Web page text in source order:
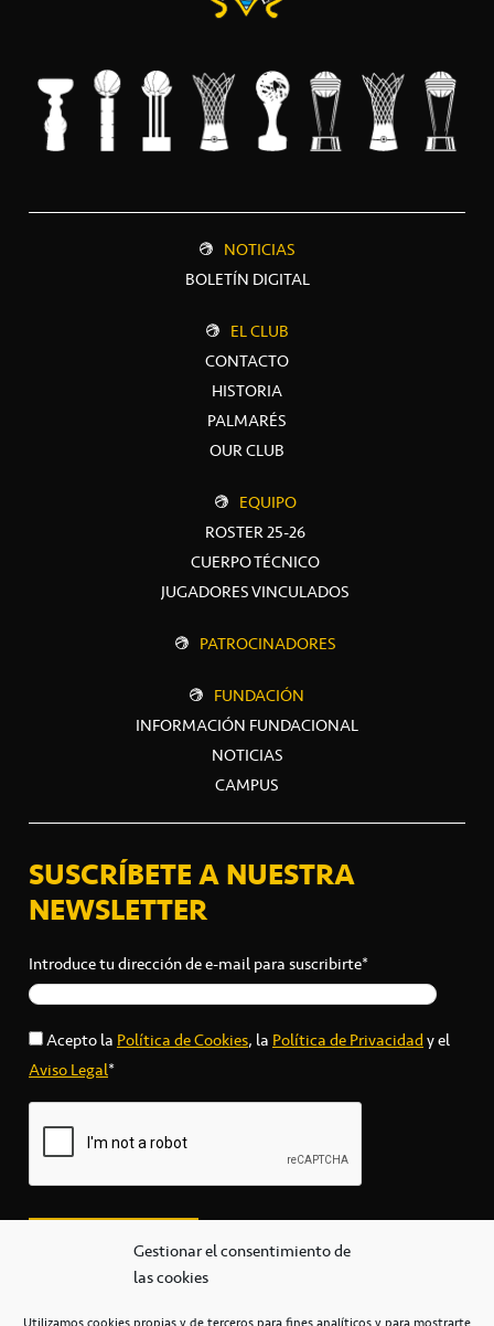
Gestionar el consentimiento de
las cookies
NOTICIAS
BOLETÍN DIGITAL
EL CLUB
CONTACTO
HISTORIA
PALMARÉS
OUR CLUB
EQUIPO
ROSTER 25-26
CUERPO TÉCNICO
JUGADORES VINCULADOS
PATROCINADORES
FUNDACIÓN
INFORMACIÓN FUNDACIONAL
NOTICIAS
CAMPUS
SUSCRÍBETE A NUESTRA
NEWSLETTER
Introduce tu dirección de e-mail para suscribirte*
Acepto la Política de Cookies, la Política de Privacidady el
Aviso Legal*